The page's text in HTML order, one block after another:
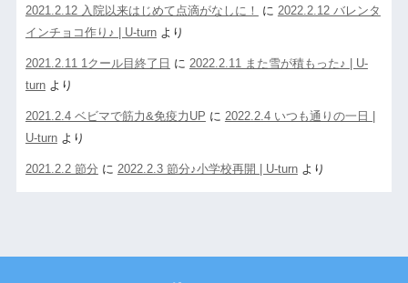
2021.2.12 入院以来はじめて点滴がなしに！ に 2022.2.12 バレンタ
インチョコ作り♪ | U-turnより
2021.2.11 1クール目終了日 に 2022.2.11 また雪が積もった♪ | U-
turnより
2021.2.4 ベビマで筋力&免疫力UP に 2022.2.4 いつも通りの一日 |
U-turnより
2021.2.2 節分 に 2022.2.3 節分♪小学校再開 | U-turnより